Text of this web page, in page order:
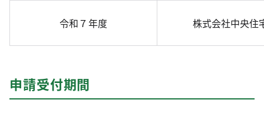
令和７年度 株式会社中央住
申請受付期間